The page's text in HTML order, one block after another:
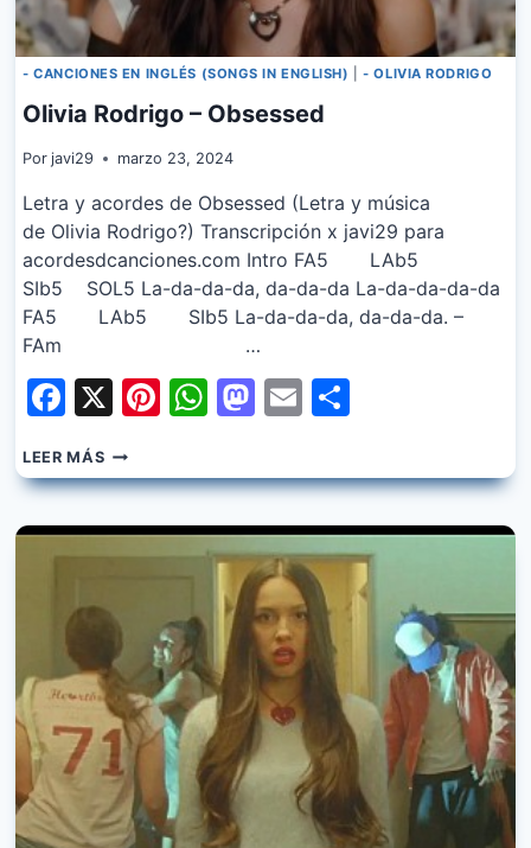
- CANCIONES EN INGLÉS (SONGS IN ENGLISH) |- OLIVIA RODRIGO
Olivia Rodrigo – Obsessed
Por javi29 marzo 23, 2024
Letra y acordes de Obsessed (Letra y música
de Olivia Rodrigo?) Transcripción x javi29 para
acordesdcanciones.com Intro FA5 LAb5
SIb5 SOL5 La-da-da-da, da-da-da La-da-da-da-da
FA5 LAb5 SIb5 La-da-da-da, da-da-da. –
FAm …
Facebook
X Pinterest
WhatsApp
Mastodon
Email
LEER MÁSOLIVIA
RODRIGO
–